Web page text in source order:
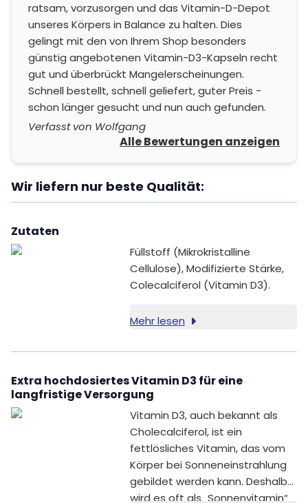
ratsam, vorzusorgen und das Vitamin-D-Depot
unseres Körpers in Balance zu halten. Dies
gelingt mit den von Ihrem Shop besonders
günstig angebotenen Vitamin-D3-Kapseln recht
gut und überbrückt Mangelerscheinungen.
Schnell bestellt, schnell geliefert, guter Preis -
schon länger gesucht und nun auch gefunden.
Verfasst von Wolfgang
Alle Bewertungen anzeigen
Wir liefern nur beste Qualität:
Zutaten
Füllstoff (Mikrokristalline
Cellulose), Modifizierte Stärke,
Colecalciferol (Vitamin D3).
Mehr lesen
Extra hochdosiertes Vitamin D3 für eine
langfristige Versorgung
Vitamin D3, auch bekannt als
Cholecalciferol, ist ein
fettlösliches Vitamin, das vom
Körper bei Sonneneinstrahlung
gebildet werden kann. Deshalb
wird es oft als „Sonnenvitamin“